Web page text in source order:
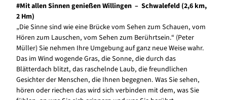
#Mit allen Sinnen genießen Willingen – Schwalefeld (2,6 km,
2 Hm)
„Die Sinne sind wie eine Brücke vom Sehen zum Schauen, vom
Hören zum Lauschen, vom Sehen zum Berührtsein.“ (Peter
Müller) Sie nehmen Ihre Umgebung auf ganz neue Weise wahr.
Das im Wind wogende Gras, die Sonne, die durch das
Blätterdach blitzt, das raschelnde Laub, die freundlichen
Gesichter der Menschen, die Ihnen begegnen. Was Sie sehen,
hören oder riechen das wird sich verbinden mit dem, was Sie